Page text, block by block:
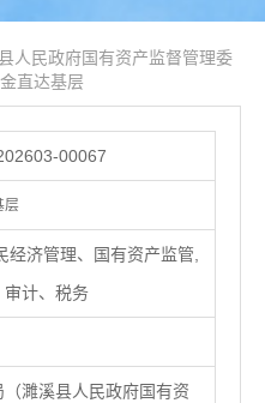
人民政府国有资产监督管理委
直达基层
00067
层
经济管理、国有资产监管,
审计、税务
濉溪县人民政府国有资